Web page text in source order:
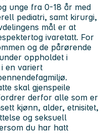
unge fra 0-18 år med
pediatri, samt kirurgi,
mål er at
ivaretatt. For
og de pårørende
oppholdet i
en variert
skal gjenspeile
derfor alle som er
kjønn, alder, etnisitet,
og seksuell
du har hatt